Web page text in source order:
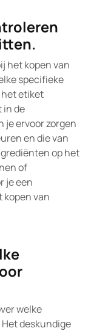
het kopen van
specifieke
het etiket
in de
je ervoor zorgen
en die van
op het
of
je een
kopen van
welke
deskundige